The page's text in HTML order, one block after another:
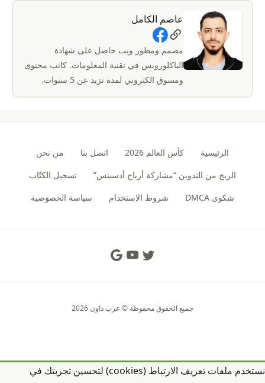
عاصم الكامل
Social Links
مصمم ومطور ويب حاصل على شهادة
الباكلورويس في تقنية المعلومات. كاتب محتوى
ومسوق الكتروني لمدة تزيد عن 5 سنوات.
الرئيسية كأس العالم 2026 اتصل بنا
من نحن
الربح من التدوين “مشاركة أرباح أدسينس”
تسجيل الكتّاب
شكوى DMCA
شروط الاستخدام سياسة الخصوصية
Social Links
جميع الحقوق محفوظة © عرب داون 2026
نستخدم ملفات تعريف الارتباط (cookies) لتحسين تجربتك في